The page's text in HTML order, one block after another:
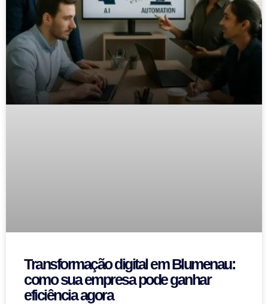
Transformação digital em Blumenau:
como sua empresa pode ganhar
eficiência agora